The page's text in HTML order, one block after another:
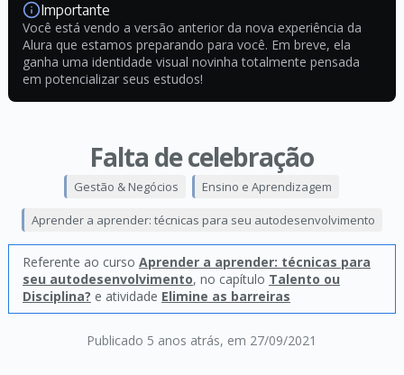
Importante
Você está vendo a versão anterior da nova experiência da
Alura que estamos preparando para você. Em breve, ela
ganha uma identidade visual novinha totalmente pensada
em potencializar seus estudos!
Falta de celebração
Publicado 5 anos atrás, em 27/09/2021
Gestão & Negócios Ensino e Aprendizagem
Aprender a aprender: técnicas para seu autodesenvolvimento
Referente ao curso Aprender a aprender: técnicas para
seu autodesenvolvimento, no capítulo Talento ou
Disciplina? e atividade Elimine as barreiras